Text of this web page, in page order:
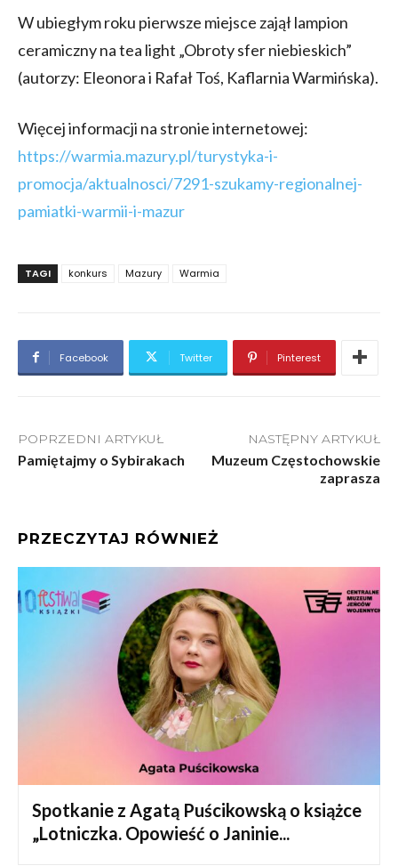
W ubiegłym roku pierwsze miejsce zajął lampion
ceramiczny na tea light „Obroty sfer niebieskich”
(autorzy: Eleonora i Rafał Toś, Kaflarnia Warmińska).
Więcej informacji na stronie internetowej:
https://warmia.mazury.pl/turystyka-i-
promocja/aktualnosci/7291-szukamy-regionalnej-
pamiatki-warmii-i-mazur
TAGI konkurs Mazury Warmia
Facebook Twitter Pinterest
POPRZEDNI ARTYKUŁ
Pamiętajmy o Sybirakach
NASTĘPNY ARTYKUŁ
Muzeum Częstochowskie
zaprasza
PRZECZYTAJ RÓWNIEŻ
Spotkanie z Agatą Puścikowską o książce
„Lotniczka. Opowieść o Janinie...